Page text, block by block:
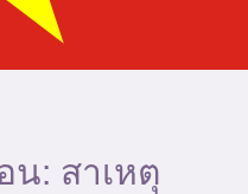
น: สาเหตุ